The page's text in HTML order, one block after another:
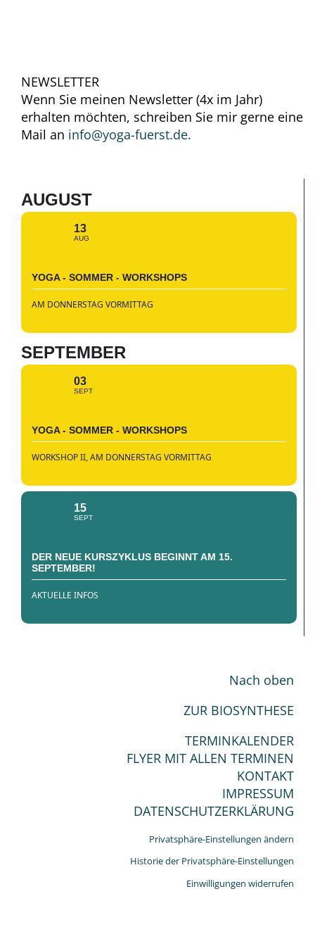
NEWSLETTER
Wenn Sie meinen Newsletter (4x im Jahr)
erhalten möchten, schreiben Sie mir gerne eine
Mail an info@yoga-fuerst.de.
AUGUST
13
AUG
YOGA - SOMMER - WORKSHOPS
AM DONNERSTAG VORMITTAG
SEPTEMBER
03
SEPT
YOGA - SOMMER - WORKSHOPS
WORKSHOP II, AM DONNERSTAG VORMITTAG
15
SEPT
DER NEUE KURSZYKLUS BEGINNT AM 15.
SEPTEMBER!
AKTUELLE INFOS
Nach oben
ZUR BIOSYNTHESE
TERMINKALENDER
FLYER MIT ALLEN TERMINEN
KONTAKT
IMPRESSUM
DATENSCHUTZERKLÄRUNG
Privatsphäre-Einstellungen ändern
Historie der Privatsphäre-Einstellungen
Einwilligungen widerrufen